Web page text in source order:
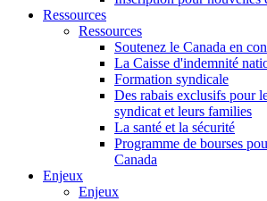
Ressources
Ressources
Soutenez le Canada en
La Caisse d'indemnité
Formation syndicale
Des rabais exclusifs pour
syndicat et leurs families
La santé et la sécurité
Programme de bourses
Canada
Enjeux
Enjeux